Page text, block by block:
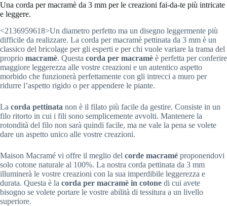
Una corda per macramè da 3 mm per le creazioni fai-da-te più intricate
e leggere.
<2136959618>Un diametro perfetto ma un disegno leggermente più
difficile da realizzare. La corda per macramè pettinata da 3 mm è un
classico del bricolage per gli esperti e per chi vuole variare la trama del
proprio macramè. Questa corda per macramè è perfetta per conferire
maggiore leggerezza alle vostre creazioni e un autentico aspetto
morbido che funzionerà perfettamente con gli intrecci a muro per
ridurre l’aspetto rigido o per appendere le piante.
La corda pettinata non è il filato più facile da gestire. Consiste in un
filo ritorto in cui i fili sono semplicemente avvolti. Mantenere la
rotondità del filo non sarà quindi facile, ma ne vale la pena se volete
dare un aspetto unico alle vostre creazioni.
Maison Macramé vi offre il meglio del corde macramé proponendovi
solo cotone naturale al 100%. La nostra corda pettinata da 3 mm
illuminerà le vostre creazioni con la sua imperdibile leggerezza e
durata. Questa è la corda per macramè in cotone di cui avete
bisogno se volete portare le vostre abilità di tessitura a un livello
superiore.